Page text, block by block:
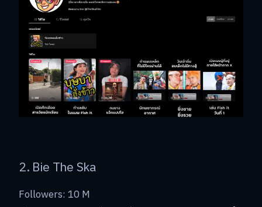
2. Bie The Ska
Followers: 10 M